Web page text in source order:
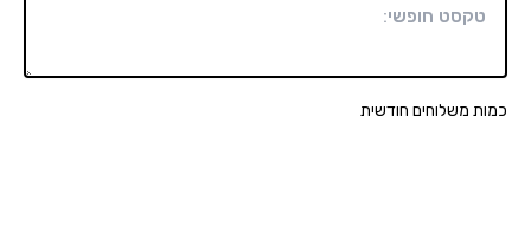
משלוחים חודשית